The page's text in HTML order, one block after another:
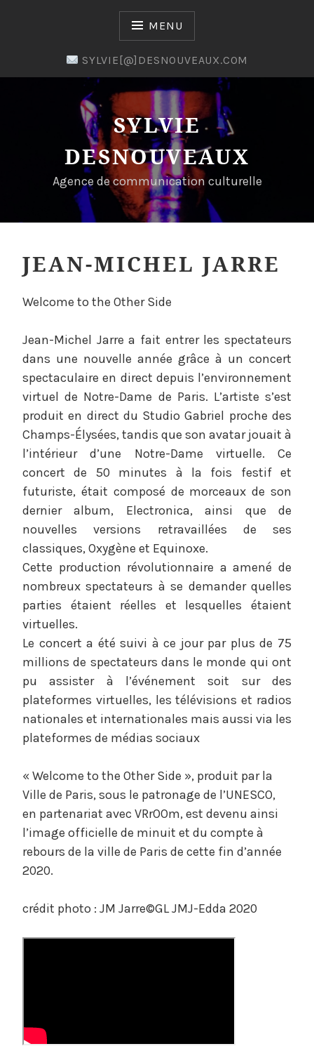
MENU
SYLVIE[@]DESNOUVEAUX.COM
SYLVIE
DESNOUVEAUX
Agence de communication culturelle
JEAN-MICHEL JARRE
o
t
e
d
m
a
r
s
2
1
,
2
1
Y
y
l
v
d
e
s
n
o
u
v
u
x
N
c
t
u
i
t
é
s
Welcome to the Other Side
Jean-Michel Jarre a fait entrer les spectateurs
dans une nouvelle année grâce à un concert
spectaculaire en direct depuis l’environnement
virtuel de Notre-Dame de Paris. L’artiste s’est
produit en direct du Studio Gabriel proche des
Champs-Élysées, tandis que son avatar jouait à
l’intérieur d’une Notre-Dame virtuelle. Ce
concert de 50 minutes à la fois festif et
futuriste, était composé de morceaux de son
dernier album, Electronica, ainsi que de
nouvelles versions retravaillées de ses
classiques, Oxygène et Equinoxe.
Cette production révolutionnaire a amené de
nombreux spectateurs à se demander quelles
parties étaient réelles et lesquelles étaient
virtuelles.
Le concert a été suivi à ce jour par plus de 75
millions de spectateurs dans le monde qui ont
pu assister à l’événement soit sur des
plateformes virtuelles, les télévisions et radios
nationales et internationales mais aussi via les
plateformes de médias sociaux
« Welcome to the Other Side », produit par la
Ville de Paris, sous le patronage de l’UNESCO,
en partenariat avec VRrOOm, est devenu ainsi
l’image officielle de minuit et du compte à
rebours de la ville de Paris de cette fin d’année
2020.
crédit photo : JM Jarre©GL JMJ-Edda 2020